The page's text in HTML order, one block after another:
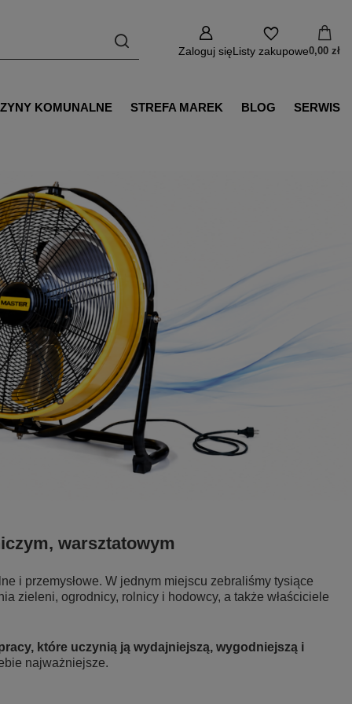
Zaloguj sięListy zakupowe0,00 zł
KOMUNALNE STREFA MAREK BLOG SERWIS
warsztatowym
i przemysłowe. W jednym miejscu zebraliśmy tysiące
zieleni, ogrodnicy, rolnicy i hodowcy, a także właściciele
które uczynią ją wydajniejszą, wygodniejszą i
najważniejsze.